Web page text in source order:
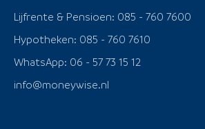
Lijfrente & Pensioen: 085 - 760 7600
Hypotheken: 085 - 760 7610
WhatsApp: 06 - 57 73 15 12
info@moneywise.nl